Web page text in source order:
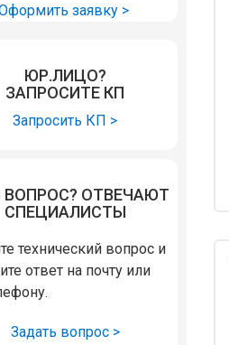
заявку >
ЮР.ЛИЦО?
ЗАПРОСИТЕ КП
Запросить КП >
ВОПРОС? ОТВЕЧАЮТ
СПЕЦИАЛИСТЫ
технический вопрос и
ответ на почту или
Задать вопрос >